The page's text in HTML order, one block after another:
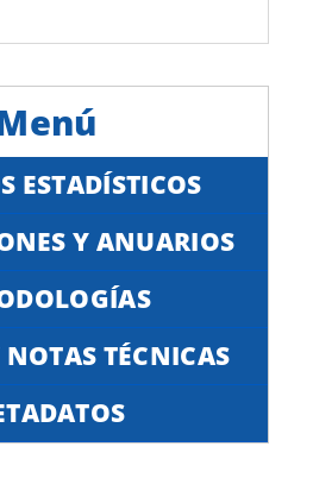
ESTADÍSTICOS
Y ANUARIOS
NOTAS TÉCNICAS